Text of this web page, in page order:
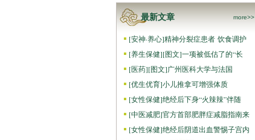
最新文章 more>>
[安神·养心]精神分裂症患者 饮食调护
[养生保健][图文]一项被低估了的“长
[医药][图文]广州医科大学与法国
[优生优育]小儿推拿可增强体质
[女性保健]绝经后下身“火辣辣”伴随
[中医减肥]官方首部肥胖症减脂指南来
[女性保健]绝经后阴道出血警惕子宫内